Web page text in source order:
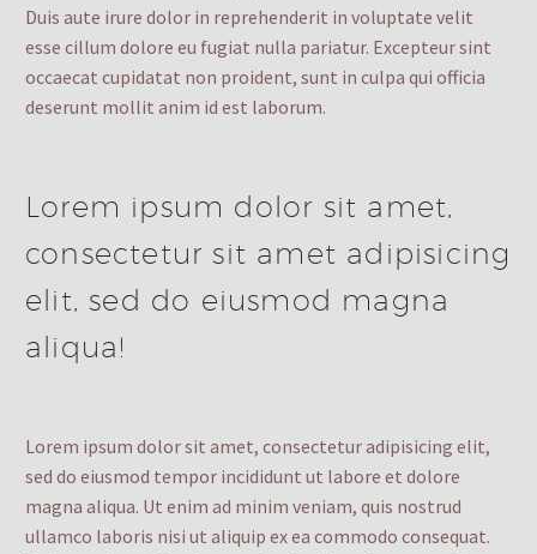
Duis aute irure dolor in reprehenderit in voluptate velit
esse cillum dolore eu fugiat nulla pariatur. Excepteur sint
occaecat cupidatat non proident, sunt in culpa qui officia
deserunt mollit anim id est laborum.
Lorem ipsum dolor sit amet,
consectetur sit amet adipisicing
elit, sed do eiusmod magna
aliqua!
Lorem ipsum dolor sit amet, consectetur adipisicing elit,
sed do eiusmod tempor incididunt ut labore et dolore
magna aliqua. Ut enim ad minim veniam, quis nostrud
ullamco laboris nisi ut aliquip ex ea commodo consequat.